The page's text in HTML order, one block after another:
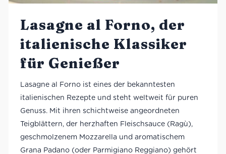
Lasagne al Forno, der
italienische Klassiker
für Genießer
Lasagne al Forno ist eines der bekanntesten
italienischen Rezepte und steht weltweit für puren
Genuss. Mit ihren schichtweise angeordneten
Teigblättern, der herzhaften Fleischsauce (Ragù),
geschmolzenem Mozzarella und aromatischem
Grana Padano (oder Parmigiano Reggiano) gehört